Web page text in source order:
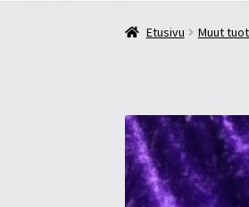
Etusivu Kassa
Etusivu Muut